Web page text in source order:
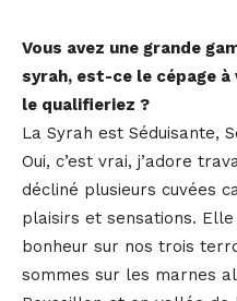
Vous avez une grande
syrah, est-ce le cépage
le qualifieriez ?
La Syrah est Séduisante,
Oui, c’est vrai, j’adore
décliné plusieurs cuvées
plaisirs et sensations.
bonheur sur nos trois
sommes sur les marnes